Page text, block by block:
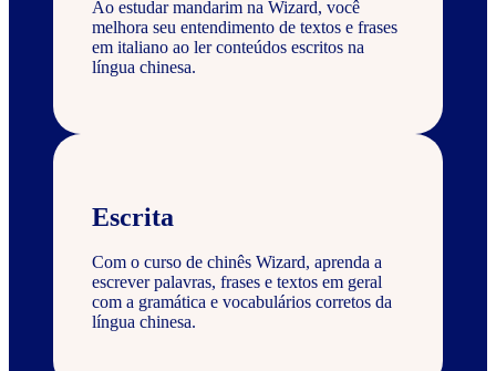
Ao estudar mandarim na Wizard, você
melhora seu entendimento de textos e frases
em italiano ao ler conteúdos escritos na
língua chinesa.
Escrita
Com o curso de chinês Wizard, aprenda a
escrever palavras, frases e textos em geral
com a gramática e vocabulários corretos da
língua chinesa.